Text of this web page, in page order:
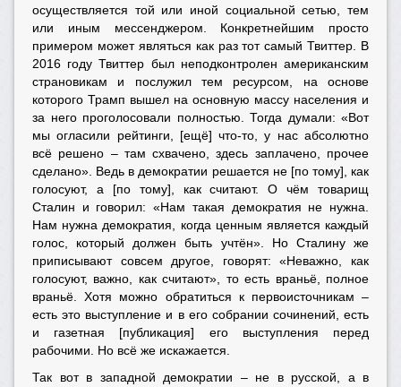
осуществляется той или иной социальной сетью, тем
или иным мессенджером. Конкретнейшим просто
примером может являться как раз тот самый Твиттер. В
2016 году Твиттер был неподконтролен американским
страновикам и послужил тем ресурсом, на основе
которого Трамп вышел на основную массу населения и
за него проголосовали полностью. Тогда думали: «Вот
мы огласили рейтинги, [ещё] что-то, у нас абсолютно
всё решено – там схвачено, здесь заплачено, прочее
сделано». Ведь в демократии решается не [по тому], как
голосуют, а [по тому], как считают. О чём товарищ
Сталин и говорил: «Нам такая демократия не нужна.
Нам нужна демократия, когда ценным является каждый
голос, который должен быть учтён». Но Сталину же
приписывают совсем другое, говорят: «Неважно, как
голосуют, важно, как считают», то есть враньё, полное
враньё. Хотя можно обратиться к первоисточникам –
есть это выступление и в его собрании сочинений, есть
и газетная [публикация] его выступления перед
рабочими. Но всё же искажается.
Так вот в западной демократии – не в русской, а в